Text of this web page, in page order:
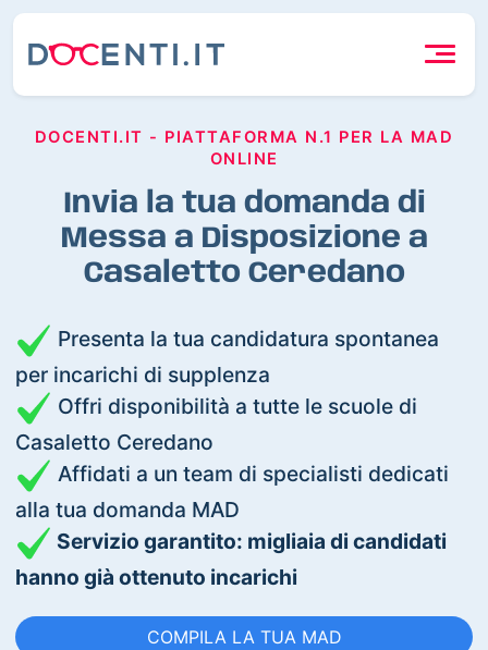
DOCENTI.IT - PIATTAFORMA N.1 PER LA MAD
ONLINE
Invia la tua domanda di
Messa a Disposizione a
Casaletto Ceredano
Presenta la tua candidatura spontanea
per incarichi di supplenza
Offri disponibilità a tutte le scuole di
Casaletto Ceredano
Affidati a un team di specialisti dedicati
alla tua domanda MAD
Servizio garantito: migliaia di candidati
hanno già ottenuto incarichi
COMPILA LA TUA MAD